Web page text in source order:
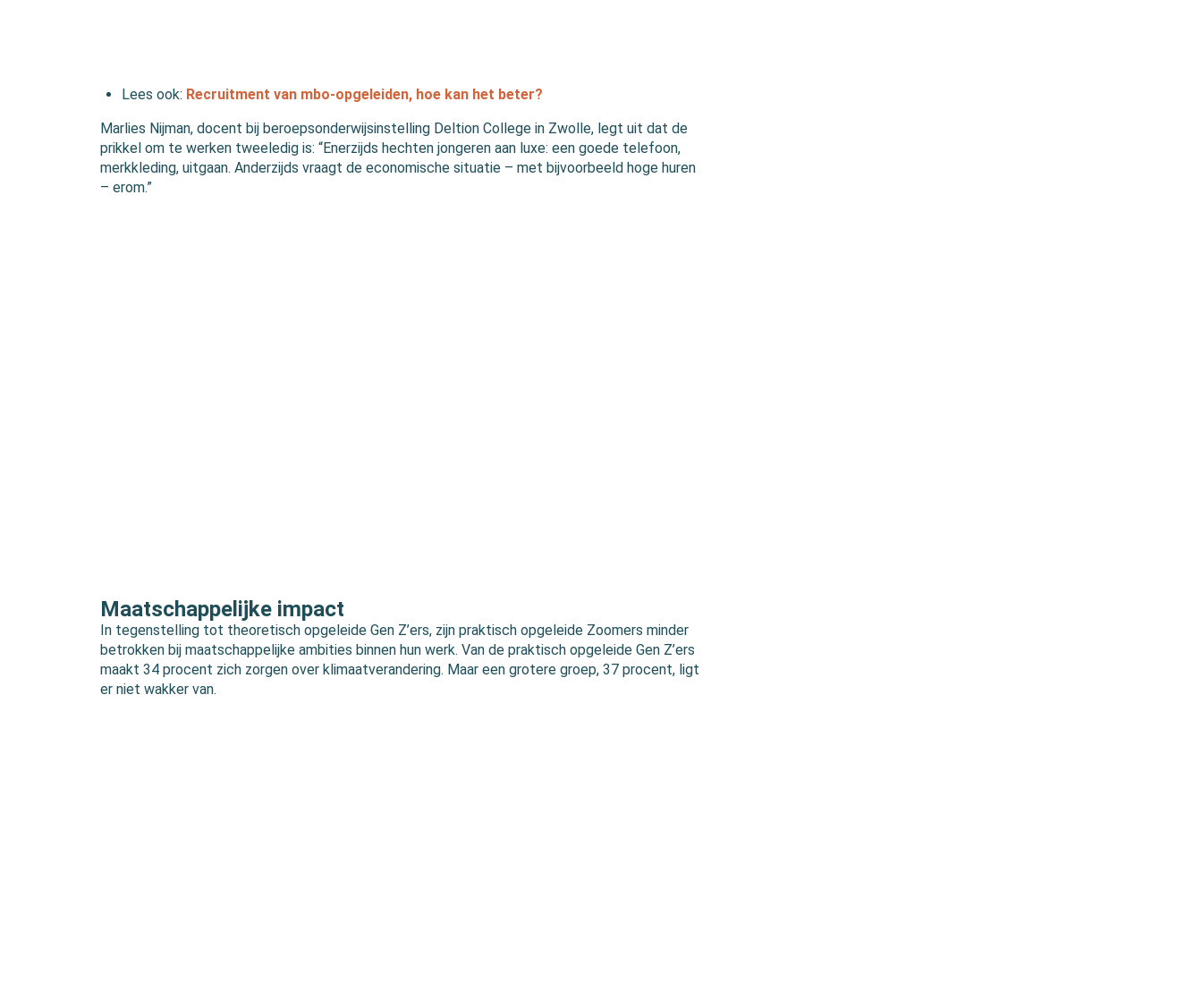
Lees ook: Recruitment van mbo-opgeleiden, hoe kan het beter?
Marlies Nijman, docent bij beroepsonderwijsinstelling Deltion College in Zwolle, legt uit dat de
prikkel om te werken tweeledig is: “Enerzijds hechten jongeren aan luxe: een goede telefoon,
merkkleding, uitgaan. Anderzijds vraagt de economische situatie – met bijvoorbeeld hoge huren
– erom.”
Maatschappelijke impact
In tegenstelling tot theoretisch opgeleide Gen Z’ers, zijn praktisch opgeleide Zoomers minder
betrokken bij maatschappelijke ambities binnen hun werk. Van de praktisch opgeleide Gen Z’ers
maakt 34 procent zich zorgen over klimaatverandering. Maar een grotere groep, 37 procent, ligt
er niet wakker van.